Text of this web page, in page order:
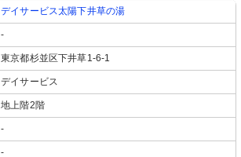
デイサービス太陽下井草の湯
-
東京都杉並区下井草1-6-1
デイサービス
地上階2階
-
-